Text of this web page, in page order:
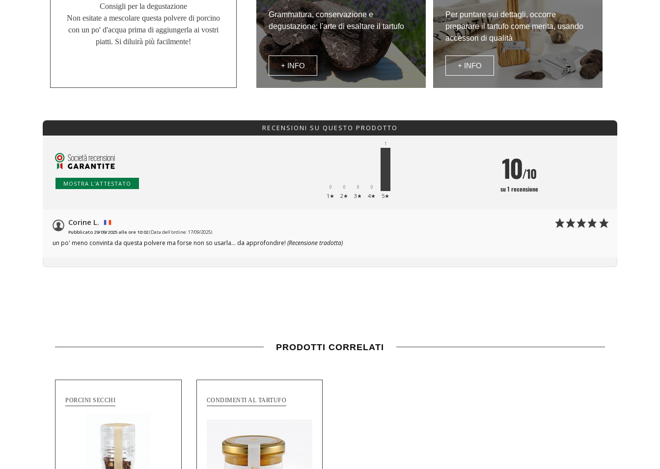
Consigli per la degustazione
Non esitate a mescolare questa polvere di porcino
con un po' d'acqua prima di aggiungerla ai vostri
piatti. Si diluirà più facilmente!
Grammatura, conservazione e
degustazione: l'arte di esaltare il tartufo
+ INFO
Per puntare sui dettagli, occorre
preparare il tartufo come merita, usando
accessori di qualità
+ INFO
RECENSIONI SU QUESTO PRODOTTO
MOSTRA L'ATTESTATO 0
1★
0
2★
0
3★
0
4★
1
5★
10/10
su 1 recensione
Corine L.
Pubblicato 29/09/2025 alle ore 10:02(Data dell'ordine: 17/09/2025)
un po' meno convinta da questa polvere ma forse non so usarla... da approfondire! (Recensione tradotta)
PRODOTTI CORRELATI
PORCINI SECCHI CONDIMENTI AL TARTUFO